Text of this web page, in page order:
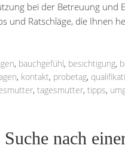
bei der Betreuung und
und Ratschläge, die Ihnen
, bauchgefühl, besichtigung,
, kontakt, probetag,
, tagesmutter, tipps,
nach